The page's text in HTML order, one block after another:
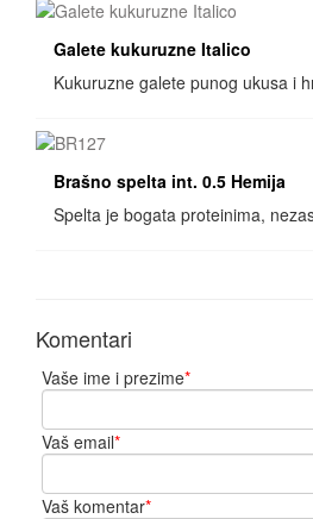
Galete kukuruzne Italico
Kukuruzne galete punog ukusa i
Brašno spelta int. 0.5 Hemija
Spelta je bogata proteinima,
Komentari
Vaše ime i prezime*
Vaš email*
Vaš komentar*